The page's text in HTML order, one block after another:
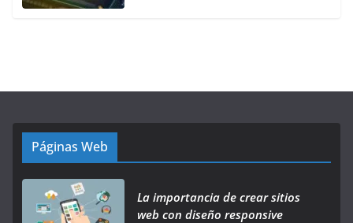
Páginas Web
La importancia de crear sitios
web con diseño responsive